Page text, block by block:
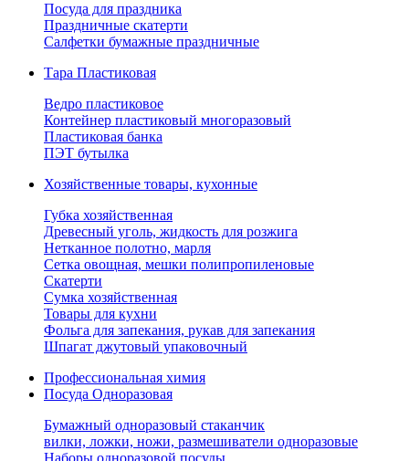
Посуда для праздника
Праздничные скатерти
Салфетки бумажные праздничные
Тара Пластиковая
Ведро пластиковое
Контейнер пластиковый многоразовый
Пластиковая банка
ПЭТ бутылка
Хозяйственные товары, кухонные
Губка хозяйственная
Древесный уголь, жидкость для розжига
Нетканное полотно, марля
Сетка овощная, мешки полипропиленовые
Скатерти
Сумка хозяйственная
Товары для кухни
Фольга для запекания, рукав для запекания
Шпагат джутовый упаковочный
Профессиональная химия
Посуда Одноразовая
Бумажный одноразовый стаканчик
вилки, ложки, ножи, размешиватели одноразовые
Наборы одноразовой посуды